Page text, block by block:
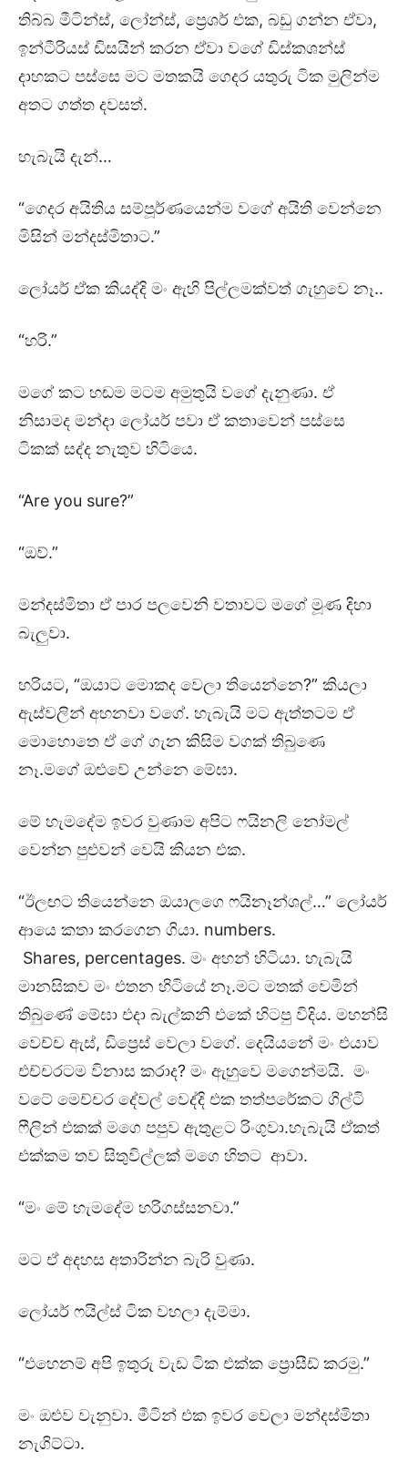
තිබ්බ මීටින්ස්, ලෝන්ස්, ප්‍රෙශර් එක, බඩු ගන්න ඒවා,
ඉන්ටීරියස් ඩිසයින් කරන ඒවා වගේ ඩිස්කශන්ස්
දාහකට පස්සෙ මට මතකයි ගෙදර යතුරු ටික මුලින්ම
අතට ගත්ත දවසත්.
හැබැයි දැන්…
“ගෙදර අයිතිය සම්පූර්ණයෙන්ම වගේ අයිති වෙන්නෙ
මිසින් මන්දස්මිතාට.”
ලෝයර් ඒක කියද්දි මං ඇහි පිල්ලමක්වත් ගැහුවෙ නෑ..
“හරි.”
මගේ කට හඬම මටම අමුතුයි වගේ දැනුණා. ඒ
නිසාමද මන්දා ලෝයර් පවා ඒ කතාවෙන් පස්සෙ
ටිකක් සද්ද නැතුව හිටියෙ.
“Are you sure?”
“ඔව්.”
මන්දස්මිතා ඒ පාර පලවෙනි වතාවට මගේ මූණ දිහා
බැලුවා.
හරියට, “ඔයාට මොකද වෙලා තියෙන්නෙ?” කියලා
ඇස්වලින් අහනවා වගේ. හැබැයි මට ඇත්තටම ඒ
මොහොතෙ ඒ ගේ ගැන කිසිම වගක් තිබුණෙ
නෑ.මගේ ඔළුවේ උන්නෙ මේඝා.
මේ හැමදේම ඉවර වුණාම අපිට ෆයිනලි නෝමල්
වෙන්න පුළුවන් වෙයි කියන එක.
“ඊලඟට තියෙන්නෙ ඔයාලගෙ ෆයිනෑන්ශල්…” ලෝයර්
ආයෙ කතා කරගෙන ගියා. numbers.
Shares, percentages. මං අහන් හිටියා. හැබැයි
මානසිකව මං එතන හිටියේ නෑ.මට මතක් වෙමින්
තිබුණේ මේඝා එදා බැල්කනි එකේ හිටපු විදිය. මහන්සි
වෙච්ච ඇස්, ඩිප්‍රෙස් වෙලා වගේ. දෙයියනේ මං එයාව
එච්චරටම විනාස කරාද? මං ඇහුවෙ මගෙන්මයි. මං
වටේ මෙච්චර දේවල් වෙද්දි එක තත්පරේකට ගිල්ටි
ෆීලින් එකක් මගෙ පපුව ඇතුළට රිංගුවා.හැබැයි ඒකත්
එක්කම තව සිතුවිල්ලක් මගෙ හිතට ආවා.
“මං මේ හැමදේම හරිගස්සනවා.”
මට ඒ අදහස අතාරින්න බැරි වුණා.
ලෝයර් ෆයිල්ස් ටික වහලා දැම්මා.
“එහෙනම් අපි ඉතුරු වැඩ ටික එක්ක ප්‍රොසීඩ් කරමු.”
මං ඔළුව වැනුවා. මීටින් එක ඉවර වෙලා මන්දස්මිතා
නැගිට්ටා.